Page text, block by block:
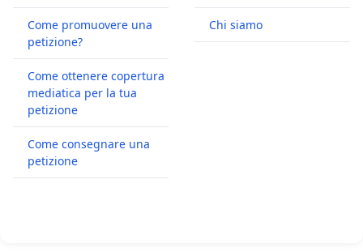
Come promuovere una
petizione?
Come ottenere copertura
mediatica per la tua
petizione
Come consegnare una
petizione
Chi siamo